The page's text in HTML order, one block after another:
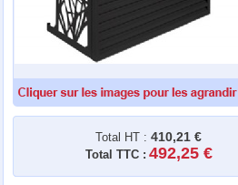
Total HT : 410,21 €
Total TTC : 492,25 €